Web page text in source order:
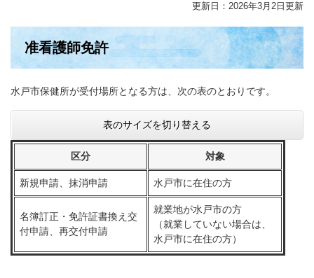
更新日：2026年3月2日更新
准看護師免許
水戸市保健所が受付場所となる方は、次の表のとおりです。
表のサイズを切り替える
区分 対象
新規申請、抹消申請 水戸市に在住の方
名簿訂正・免許証書換え交
付申請、再交付申請
就業地が水戸市の方
（就業していない場合は、
水戸市に在住の方）